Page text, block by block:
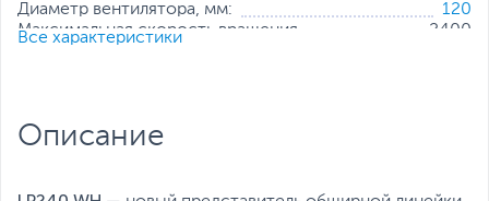
Диаметр вентилятора, мм:
120
Максимальная скорость вращения,
2400
Все характеристики
Все характеристики
Описание